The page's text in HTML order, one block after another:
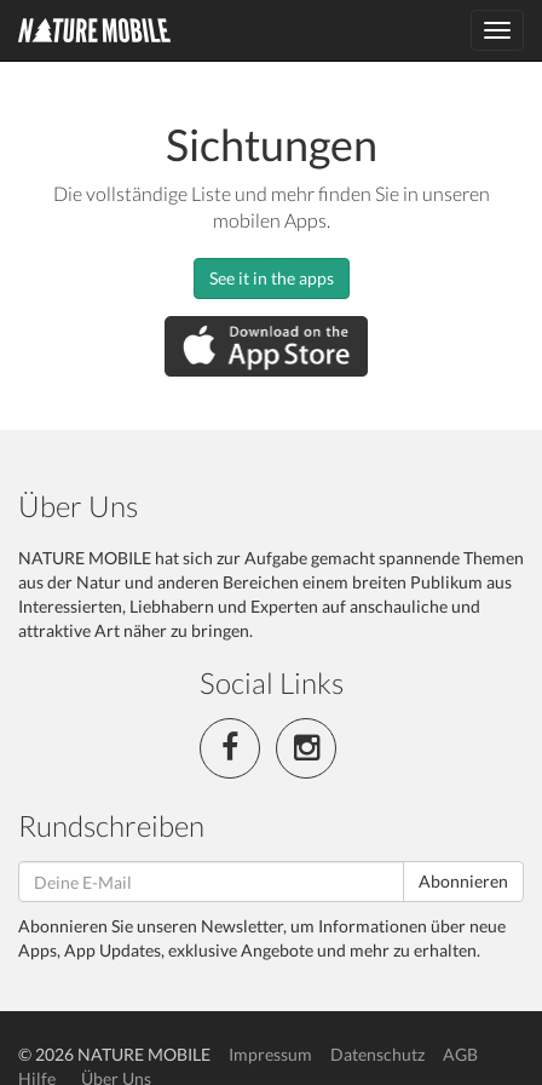
Sichtungen
Die vollständige Liste und mehr finden Sie in unseren
mobilen Apps.
See it in the apps
Über Uns
NATURE MOBILE hat sich zur Aufgabe gemacht spannende Themen
aus der Natur und anderen Bereichen einem breiten Publikum aus
Interessierten, Liebhabern und Experten auf anschauliche und
attraktive Art näher zu bringen.
Social Links
Rundschreiben
Abonnieren
Abonnieren Sie unseren Newsletter, um Informationen über neue
Apps, App Updates, exklusive Angebote und mehr zu erhalten.
© 2026 NATURE MOBILE Impressum Datenschutz
AGB
Hilfe
Über Uns